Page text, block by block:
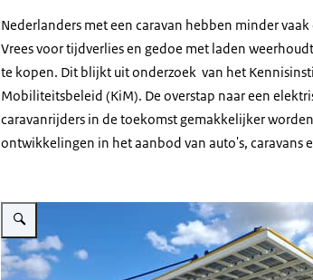
Nederlanders met een caravan hebben minder
Vrees voor tijdverlies en gedoe met laden
te kopen. Dit blijkt uit onderzoek van het
Mobiliteitsbeleid (KiM). De overstap naar een
caravanrijders in de toekomst gemakkelijker
ontwikkelingen in het aanbod van auto's, caravans
Vergroot afbeelding Elektrische auto's met caravan op